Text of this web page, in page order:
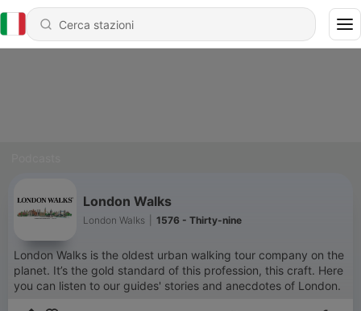
London Walks
London Walks 1576 - Thirty-nine
London Walks is the oldest urban walking tour company on the
planet. It’s the gold standard of this profession, this craft. Here
you can listen to our guides' stories and anecdotes of London.